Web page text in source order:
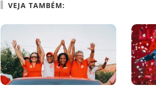
VEJA TAMBÉM: